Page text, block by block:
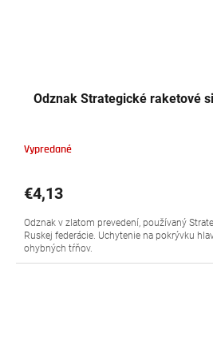
Odznak Strategické raketové
Vypredané
€4,13
Odznak v zlatom prevedení, používaný
Ruskej federácie. Uchytenie na pokrývku
ohybných tŕňov.